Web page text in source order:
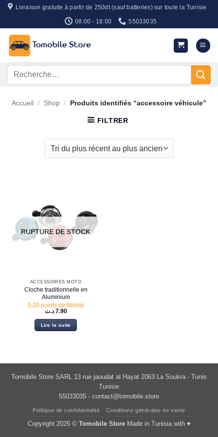
Passer
contenu
Livraison gratuite à partir de 250dt (sauf batteries) sur toute la Tunisie
08:00 - 18:00 55033035
Recherche
Accueil / Shop / Produits identifiés “accessoire véhicule”
FILTRER
RUPTURE DE STOCK
ACCESSOIRES MOTO
Cloche traditionnelle en
Aluminium
0.20 points de fidélité
7.90 د.ت
Lire la suite
Tomobile Store SARL 13 rue jaoudat al Hayat 2063 La Soukra - Tunis
Tunisie
55033035 - contact@tomobile.store
Politique de confidentialité Conditions générales de vente
Copyright 2026 © Tomobile StoreMade in Tunisia with ♥